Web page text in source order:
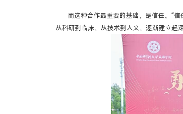
而这种合作最重要的基础，是信任。“
从科研到临床、从技术到人文，逐渐建立起